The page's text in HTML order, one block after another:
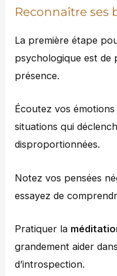
Reconnaître ses
La première étape
psychologique est de
présence.
Écoutez vos
situations qui
disproportionnées.
Notez vos pensées
essayez de
Pratiquer la
grandement aider
d’introspection.